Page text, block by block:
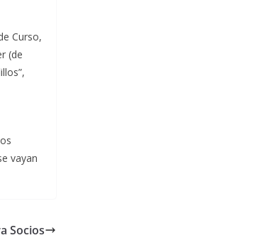
Curso,
(de
vayan
Socios